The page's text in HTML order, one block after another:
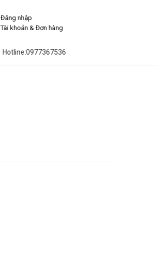
Đăng nhập
Tài khoản & Đơn hàng
Hotline:0977367536